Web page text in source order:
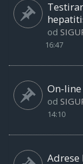
od
16:47
On-line
od
14:10
Adrese